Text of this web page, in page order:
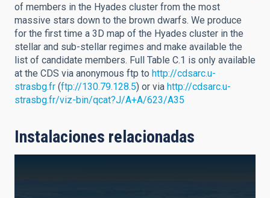
of members in the Hyades cluster from the most
massive stars down to the brown dwarfs. We produce
for the first time a 3D map of the Hyades cluster in the
stellar and sub-stellar regimes and make available the
list of candidate members. Full Table C.1 is only available
at the CDS via anonymous ftp to http://cdsarc.u-
strasbg.fr (ftp://130.79.128.5) or via http://cdsarc.u-
strasbg.fr/viz-bin/qcat?J/A+A/623/A35
Instalaciones relacionadas